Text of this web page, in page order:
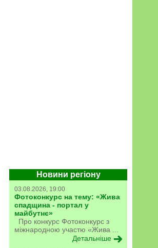
Новини регіону
03.08.2026, 19:00
Фотоконкурс на тему: «Жива
спадщина - портал у
майбутнє»
Про конкурс Фотоконкурс з
міжнародною участю «Жива ...
Детальніше